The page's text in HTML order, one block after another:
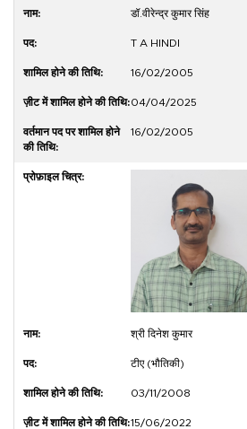
डॉ.वीरेन्द्र कुमार सिंह
T A HINDI
16/02/2005
04/04/2025
16/02/2005
श्री दिनेश कुमार
टीए (भौतिकी)
03/11/2008
15/06/2022